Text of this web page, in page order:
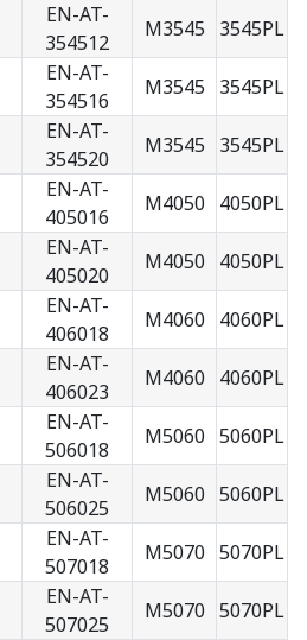
EN-AT-
354512
M3545 3545PL
EN-AT-
354516
M3545 3545PL
EN-AT-
354520
M3545 3545PL
EN-AT-
405016
M4050 4050PL
EN-AT-
405020
M4050 4050PL
EN-AT-
406018
M4060 4060PL
EN-AT-
406023
M4060 4060PL
EN-AT-
506018
M5060 5060PL
EN-AT-
506025
M5060 5060PL
EN-AT-
507018
M5070 5070PL
EN-AT-
507025
M5070 5070PL